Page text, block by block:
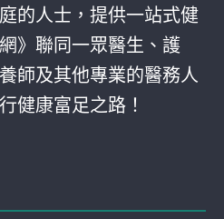
的人士，提供一站式健
》聯同一眾醫生、護
師及其他專業的醫務人
健康富足之路！